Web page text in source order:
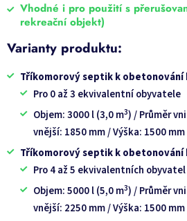
Vhodné i pro použití s
rekreační objekt)
Varianty produktu:
Tříkomorový septik k obetonování
Pro 0 až 3 ekvivalentní obyvatele
Objem: 3000 l (3,0 m3) / Průměr
vnější: 1850 mm / Výška: 1500 mm
Tříkomorový septik k obetonování
Pro 4 až 5 ekvivalentních obyvatel
Objem: 5000 l (5,0 m3) / Průměr
vnější: 2250 mm / Výška: 1500 mm